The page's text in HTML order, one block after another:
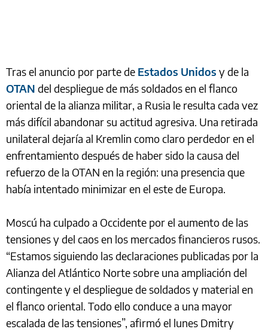
Tras el anuncio por parte de Estados Unidos y de la
OTAN del despliegue de más soldados en el flanco
oriental de la alianza militar, a Rusia le resulta cada vez
más difícil abandonar su actitud agresiva. Una retirada
unilateral dejaría al Kremlin como claro perdedor en el
enfrentamiento después de haber sido la causa del
refuerzo de la OTAN en la región: una presencia que
había intentado minimizar en el este de Europa.
Moscú ha culpado a Occidente por el aumento de las
tensiones y del caos en los mercados financieros rusos.
“Estamos siguiendo las declaraciones publicadas por la
Alianza del Atlántico Norte sobre una ampliación del
contingente y el despliegue de soldados y material en
el flanco oriental. Todo ello conduce a una mayor
escalada de las tensiones”, afirmó el lunes Dmitry